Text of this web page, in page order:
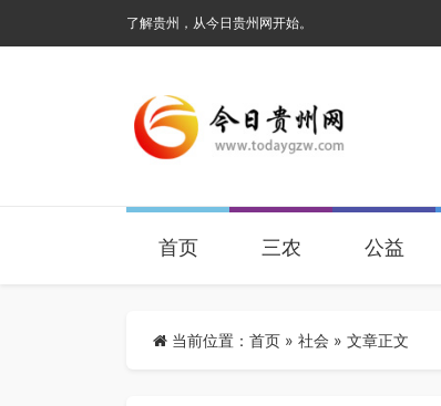
了解贵州，从今日贵州网开始。
首页 三农 公益
当前位置： 首页 » 社会 » 文章正文